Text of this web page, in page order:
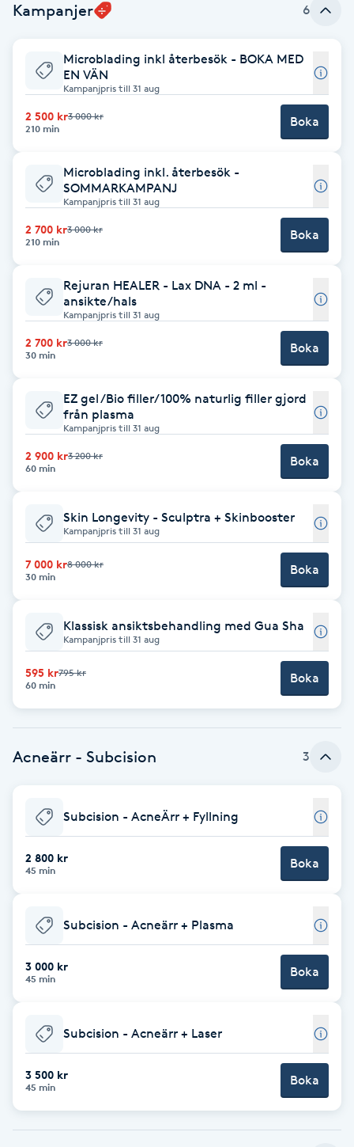
Balayage
Bambumassage
Barnklippning
BIAB
Blowout
Bottenfärg
Brynformning
Brynfärgning
Brynplockning
Bröllopsuppsättning
Celluliter
Coachning
Color correction
Cryoterapi
Dermapen
Diamantslipning
E
Enzympeeling
Extensions
Kampanjer 6
Microblading inkl återbesök - BOKA MED
EN VÄN
Kampanjpris till 31 aug
2 500 kr3 000 kr
210 min
Boka
Microblading inkl. återbesök -
SOMMARKAMPANJ
Kampanjpris till 31 aug
2 700 kr3 000 kr
210 min
Boka
Rejuran HEALER - Lax DNA - 2 ml -
ansikte/hals
Kampanjpris till 31 aug
2 700 kr3 000 kr
30 min
Boka
EZ gel /Bio filler/ 100% naturlig filler gjord
från plasma
Kampanjpris till 31 aug
2 900 kr3 200 kr
60 min
Boka
Skin Longevity - Sculptra + Skinbooster
Kampanjpris till 31 aug
7 000 kr8 000 kr
30 min
Boka
Klassisk ansiktsbehandling med Gua Sha
Kampanjpris till 31 aug
595 kr795 kr
60 min
Boka
Acneärr - Subcision 3
Subcision - AcneÄrr + Fyllning
2 800 kr
45 min Boka
Subcision - Acneärr + Plasma
3 000 kr
45 min Boka
Subcision - Acneärr + Laser
3 500 kr
45 min Boka